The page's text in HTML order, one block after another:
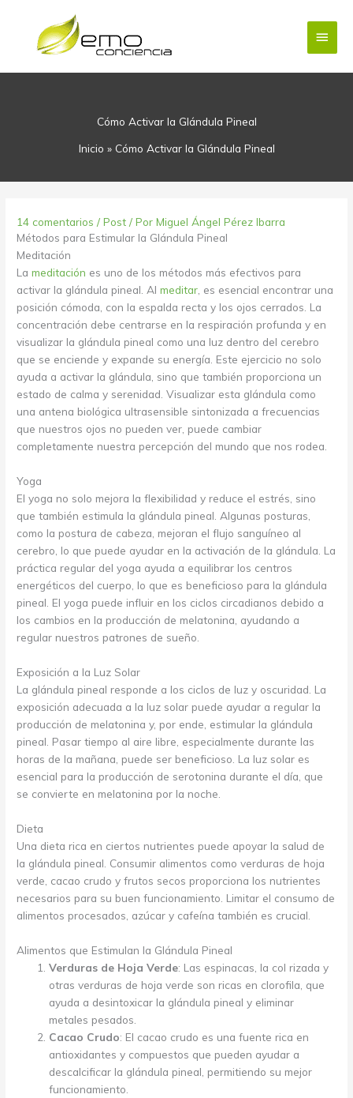
contenido
Menú
Cómo Activar la Glándula Pineal
Inicio » Cómo Activar la Glándula Pineal
14 comentarios /Post / PorMiguel Ángel Pérez Ibarra
Métodos para Estimular la Glándula Pineal
Meditación
Lameditación es uno de los métodos más efectivos para
activar la glándula pineal. Almeditar, es esencial encontrar una
posición cómoda, con la espalda recta y los ojos cerrados. La
concentración debe centrarse en la respiración profunda y en
visualizar la glándula pineal como una luz dentro del cerebro
que se enciende y expande su energía. Este ejercicio no solo
ayuda a activar la glándula, sino que también proporciona un
estado de calma y serenidad. Visualizar esta glándula como
una antena biológica ultrasensible sintonizada a frecuencias
que nuestros ojos no pueden ver, puede cambiar
completamente nuestra percepción del mundo que nos rodea.
Yoga
El yoga no solo mejora la flexibilidad y reduce el estrés, sino
que también estimula la glándula pineal. Algunas posturas,
como la postura de cabeza, mejoran el flujo sanguíneo al
cerebro, lo que puede ayudar en la activación de la glándula. La
práctica regular del yoga ayuda a equilibrar los centros
energéticos del cuerpo, lo que es beneficioso para la glándula
pineal. El yoga puede influir en los ciclos circadianos debido a
los cambios en la producción de melatonina, ayudando a
regular nuestros patrones de sueño.
Exposición a la Luz Solar
La glándula pineal responde a los ciclos de luz y oscuridad. La
exposición adecuada a la luz solar puede ayudar a regular la
producción de melatonina y, por ende, estimular la glándula
pineal. Pasar tiempo al aire libre, especialmente durante las
horas de la mañana, puede ser beneficioso. La luz solar es
esencial para la producción de serotonina durante el día, que
se convierte en melatonina por la noche.
Dieta
Una dieta rica en ciertos nutrientes puede apoyar la salud de
la glándula pineal. Consumir alimentos como verduras de hoja
verde, cacao crudo y frutos secos proporciona los nutrientes
necesarios para su buen funcionamiento. Limitar el consumo de
alimentos procesados, azúcar y cafeína también es crucial.
Alimentos que Estimulan la Glándula Pineal
Verduras de Hoja Verde: Las espinacas, la col rizada y
otras verduras de hoja verde son ricas en clorofila, que
ayuda a desintoxicar la glándula pineal y eliminar
metales pesados.
Cacao Crudo: El cacao crudo es una fuente rica en
antioxidantes y compuestos que pueden ayudar a
descalcificar la glándula pineal, permitiendo su mejor
funcionamiento.